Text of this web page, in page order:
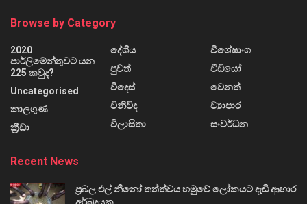
Browse by Category
2020
පාර්ලිමේන්තුවට යන
225 කවුද?
Uncategorised
කාලගුණ
ක්‍රීඩා
දේශීය
පුවත්
විදෙස්
විනිවිද
විලාසිතා
විශේෂාංග
වීඩියෝ
වෙනත්
ව්‍යාපාර
සංවර්ධන
Recent News
ප්‍රබල එල් නීනෝ තත්ත්වය හමුවේ ලෝකයට දැඩි ආහාර